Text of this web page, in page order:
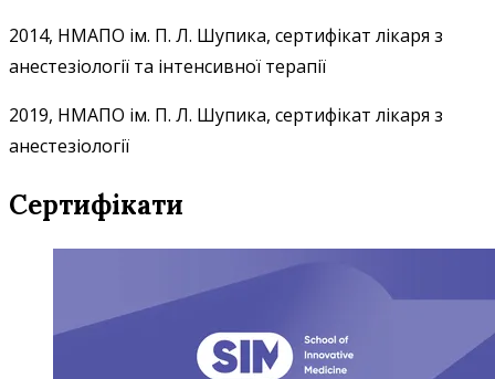
2014, НМАПО ім. П. Л. Шупика, сертифікат лікаря з
анестезіології та інтенсивної терапії
2019, НМАПО ім. П. Л. Шупика, сертифікат лікаря з
анестезіології
Сертифікати